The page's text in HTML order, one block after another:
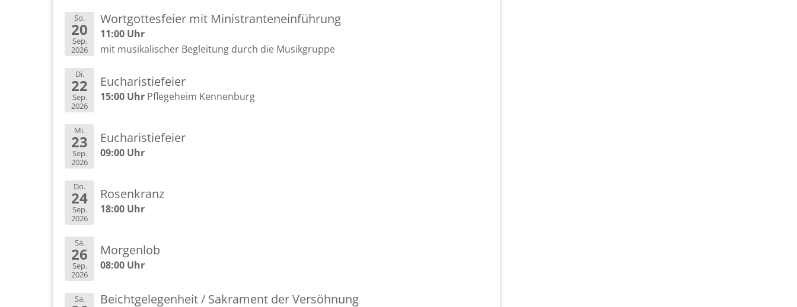
So.
20
Sep.
2026
Wort­got­tes­fei­er mit Mi­nis­tran­ten­ein­füh­rung
11:00 Uhr
mit mu­si­ka­li­scher Be­glei­tung durch die Mu­sik­grup­pe
Di.
22
Sep.
2026
Eu­cha­ris­tie­fei­er
15:00 Uhr Pfle­ge­heim Ken­nen­burg
Mi.
23
Sep.
2026
Eu­cha­ris­tie­fei­er
09:00 Uhr
Do.
24
Sep.
2026
Ro­sen­kranz
18:00 Uhr
Sa.
26
Sep.
2026
Mor­gen­lob
08:00 Uhr
Sa. Beicht­ge­le­gen­heit / Sa­kra­ment der Ver­söh­nung